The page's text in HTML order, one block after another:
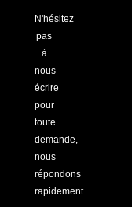
N'hésitez
pas
à
nous
écrire
pour
toute
demande,
nous
répondons
rapidement.